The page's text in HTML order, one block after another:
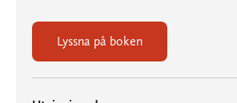
Lyssna på boken